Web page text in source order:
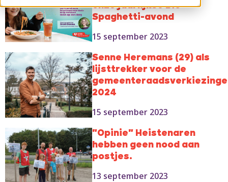
onze jaarlijkse Bio
Spaghetti-avond
15 september 2023
Senne Heremans (29) als
lijsttrekker voor de
2024
15 september 2023
"Opinie" Heistenaren
hebben geen nood aan
postjes.
13 september 2023